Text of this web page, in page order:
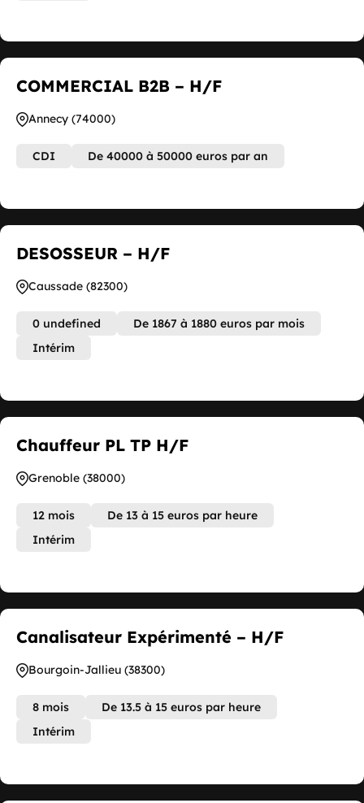
COMMERCIAL B2B – H/F
Annecy (74000)
CDI De 40000 à 50000 euros par an
DESOSSEUR – H/F
Caussade (82300)
0 undefined
De 1867 à 1880 euros par mois
Intérim
Chauffeur PL TP H/F
Grenoble (38000)
12 mois
De 13 à 15 euros par heure
Intérim
Canalisateur Expérimenté – H/F
Bourgoin-Jallieu (38300)
8 mois
De 13.5 à 15 euros par heure
Intérim